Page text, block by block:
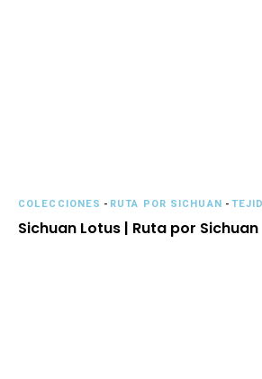
COLECCIONES - RUTA POR SICHUAN -
Sichuan Lotus | Ruta por Sichuan